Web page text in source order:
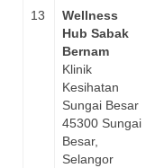
13
Wellness
Hub Sabak
Bernam
Klinik
Kesihatan
Sungai Besar
45300 Sungai
Besar,
Selangor